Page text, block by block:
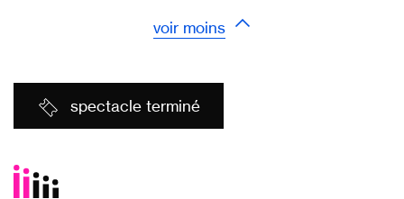
voir moins
spectacle terminé